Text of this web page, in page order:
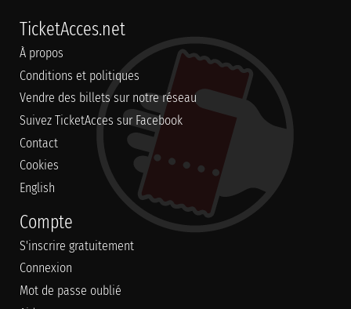
TicketAcces.net
À propos
Conditions et politiques
Vendre des billets sur notre réseau
Suivez TicketAcces sur Facebook
Contact
Cookies
English
Compte
S'inscrire gratuitement
Connexion
Mot de passe oublié